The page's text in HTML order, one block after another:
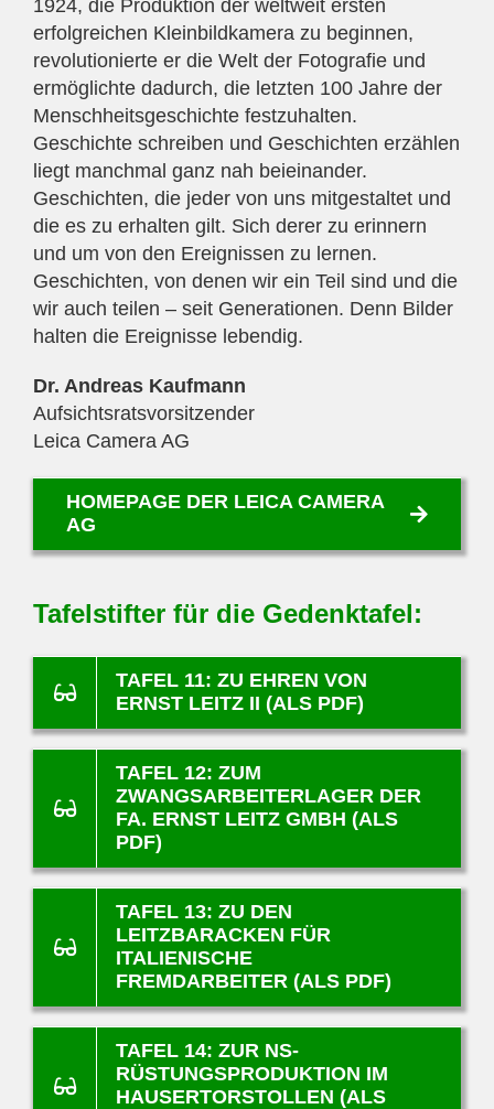
1924, die Produktion der weltweit ersten
erfolgreichen Kleinbildkamera zu beginnen,
revolutionierte er die Welt der Fotografie und
ermöglichte dadurch, die letzten 100 Jahre der
Menschheitsgeschichte festzuhalten.
Geschichte schreiben und Geschichten erzählen
liegt manchmal ganz nah beieinander.
Geschichten, die jeder von uns mitgestaltet und
die es zu erhalten gilt. Sich derer zu erinnern
und um von den Ereignissen zu lernen.
Geschichten, von denen wir ein Teil sind und die
wir auch teilen – seit Generationen. Denn Bilder
halten die Ereignisse lebendig.
Dr. Andreas Kaufmann
Aufsichtsratsvorsitzender
Leica Camera AG
HOMEPAGE DER LEICA CAMERA
AG
Tafelstifter für die Gedenktafel:
TAFEL 11: ZU EHREN VON
ERNST LEITZ II (ALS PDF)
TAFEL 12: ZUM
ZWANGSARBEITERLAGER DER
FA. ERNST LEITZ GMBH (ALS
PDF)
TAFEL 13: ZU DEN
LEITZBARACKEN FÜR
ITALIENISCHE
FREMDARBEITER (ALS PDF)
TAFEL 14: ZUR NS-
RÜSTUNGSPRODUKTION IM
HAUSERTORSTOLLEN (ALS